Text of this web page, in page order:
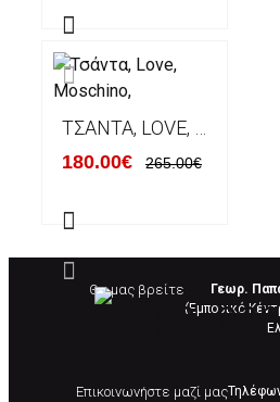
180.00€ 265.00€
Θα μας βρείτε
Γεωρ.
(Εμπορικό
Επικοινωνήστε μαζί μας